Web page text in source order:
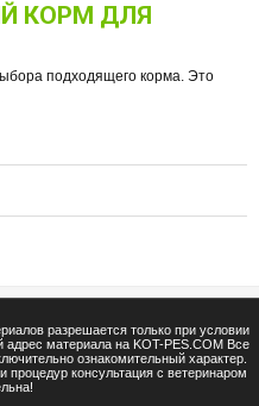
КОРМ ДЛЯ
подходящего корма. Это
разрешается только при условии
адрес материала на KOT-PES.COM Все
ознакомительный характер.
консультация с ветеринаром